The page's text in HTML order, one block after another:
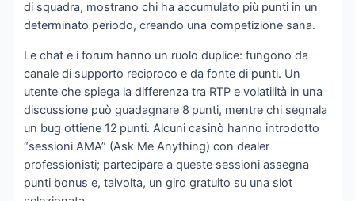
di squadra, mostrano chi ha accumulato più punti in un
determinato periodo, creando una competizione sana.
Le chat e i forum hanno un ruolo duplice: fungono da
canale di supporto reciproco e da fonte di punti. Un
utente che spiega la differenza tra RTP e volatilità in una
discussione può guadagnare 8 punti, mentre chi segnala
un bug ottiene 12 punti. Alcuni casinò hanno introdotto
“sessioni AMA” (Ask Me Anything) con dealer
professionisti; partecipare a queste sessioni assegna
punti bonus e, talvolta, un giro gratuito su una slot